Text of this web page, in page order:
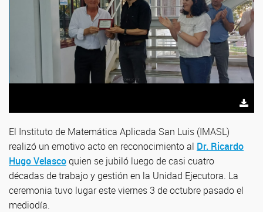
El Instituto de Matemática Aplicada San Luis (IMASL)
realizó un emotivo acto en reconocimiento al Dr. Ricardo
Hugo Velascoquien se jubiló luego de casi cuatro
décadas de trabajo y gestión en la Unidad Ejecutora. La
ceremonia tuvo lugar este viernes 3 de octubre pasado el
mediodía.